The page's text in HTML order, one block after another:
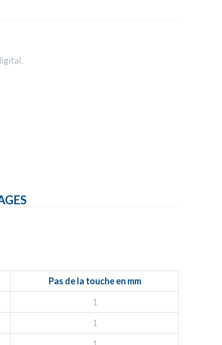
Pas de la touche en mm
1
1